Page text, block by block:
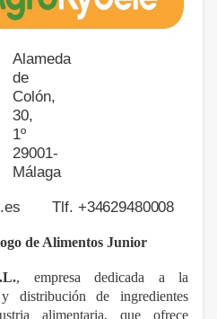
Alameda
de
Colón,
30,
1º
29001-
Málaga
Tlf. +34629480008
de Alimentos Junior
, empresa dedicada a la
distribución de ingredientes
alimentaria, que ofrece